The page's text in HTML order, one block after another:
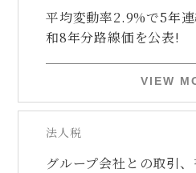
平均変動率2.9%で5年
和8年分路線価を公表!
VIEW
法人税
グループ会社との取引